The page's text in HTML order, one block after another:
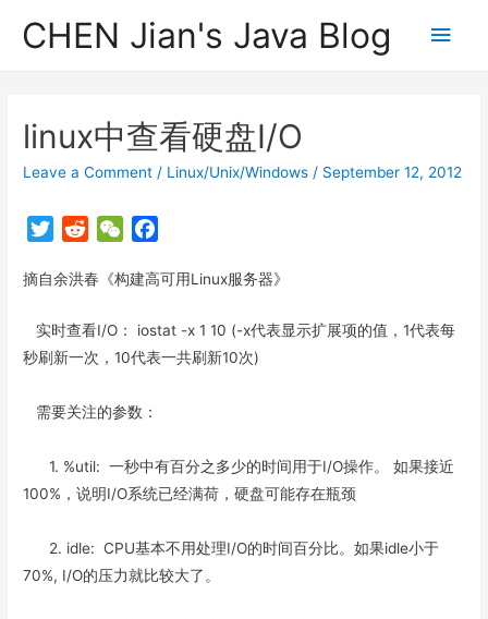
CHEN Jian's Java Blog
Main
linux中查看硬盘I/O
Leave a Comment / Linux/Unix/Windows / September 12, 2012
T
i
t
e
d
i
t
W
C
a
t
c
b
o
摘自余洪春《构建高可用Linux服务器》
实时查看I/O： iostat -x 1 10 (-x代表显示扩展项的值，1代表每
秒刷新一次，10代表一共刷新10次)
需要关注的参数：
1. %util: 一秒中有百分之多少的时间用于I/O操作。 如果接近
100%，说明I/O系统已经满荷，硬盘可能存在瓶颈
2. idle: CPU基本不用处理I/O的时间百分比。如果idle小于
70%, I/O的压力就比较大了。